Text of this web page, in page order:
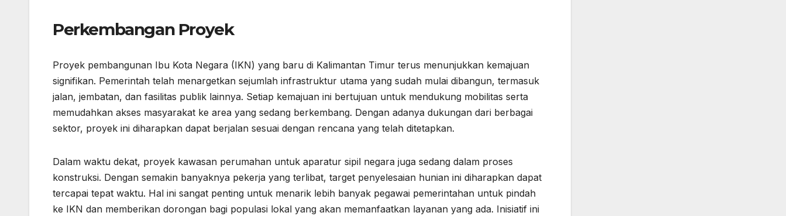
Perkembangan Proyek
Proyek pembangunan Ibu Kota Negara (IKN) yang baru di Kalimantan Timur terus menunjukkan kemajuan
signifikan. Pemerintah telah menargetkan sejumlah infrastruktur utama yang sudah mulai dibangun, termasuk
jalan, jembatan, dan fasilitas publik lainnya. Setiap kemajuan ini bertujuan untuk mendukung mobilitas serta
memudahkan akses masyarakat ke area yang sedang berkembang. Dengan adanya dukungan dari berbagai
sektor, proyek ini diharapkan dapat berjalan sesuai dengan rencana yang telah ditetapkan.
Dalam waktu dekat, proyek kawasan perumahan untuk aparatur sipil negara juga sedang dalam proses
konstruksi. Dengan semakin banyaknya pekerja yang terlibat, target penyelesaian hunian ini diharapkan dapat
tercapai tepat waktu. Hal ini sangat penting untuk menarik lebih banyak pegawai pemerintahan untuk pindah
ke IKN dan memberikan dorongan bagi populasi lokal yang akan memanfaatkan layanan yang ada. Inisiatif ini